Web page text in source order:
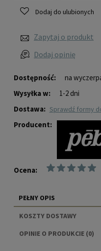
Dostępność:
na
Wysyłka w:
1-2 dni
Dostawa:
sprawdź formy
Producent:
Ocena:
Dodaj do ulubionych
Zapytaj o produkt
Dodaj opinię
PEŁNY OPIS
KOSZTY DOSTAWY
CENA NIE ZAWIERA
OPINIE O PRODUKCIE (0)